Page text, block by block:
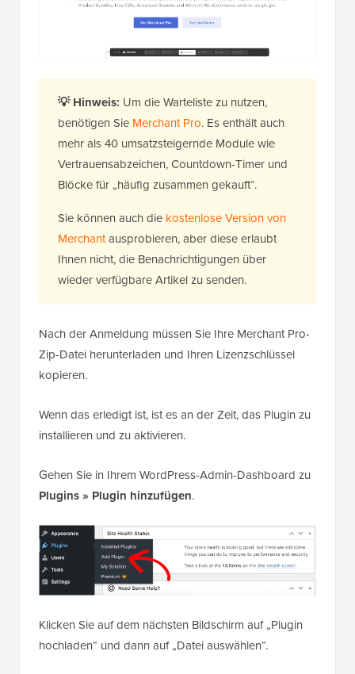
💡 Hinweis: Um die Warteliste zu nutzen,
benötigen Sie Merchant Pro. Es enthält auch
mehr als 40 umsatzsteigernde Module wie
Vertrauensabzeichen, Countdown-Timer und
Blöcke für „häufig zusammen gekauft“.
Sie können auch die kostenlose Version von
Merchantausprobieren, aber diese erlaubt
Ihnen nicht, die Benachrichtigungen über
wieder verfügbare Artikel zu senden.
Nach der Anmeldung müssen Sie Ihre Merchant Pro-
Zip-Datei herunterladen und Ihren Lizenzschlüssel
kopieren.
Wenn das erledigt ist, ist es an der Zeit, das Plugin zu
installieren und zu aktivieren.
Gehen Sie in Ihrem WordPress-Admin-Dashboard zu
Plugins» Plugin hinzufügen.
Klicken Sie auf dem nächsten Bildschirm auf „Plugin
hochladen“ und dann auf „Datei auswählen“.